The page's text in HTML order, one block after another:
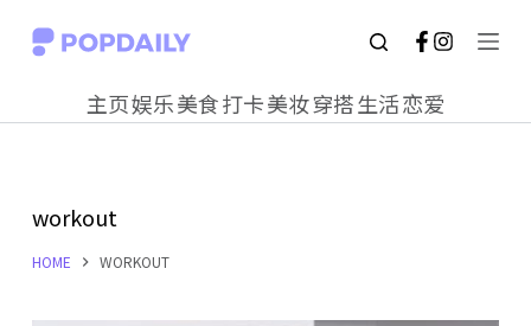
S
o
c
主页娱乐美食打卡美妆穿搭生活恋爱
workout
HOME WORKOUT